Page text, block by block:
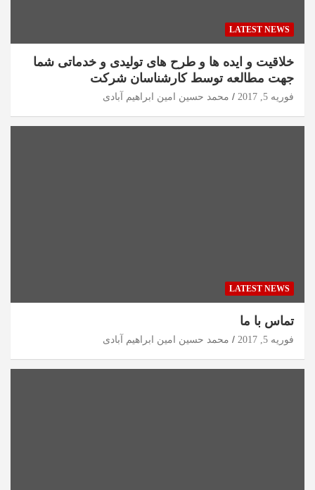
LATEST NEWS
خلاقیت و ایده ها و طرح های تولیدی و خدماتی شما
جهت مطالعه توسط کارشناسان شرکت
فوریه 5, 2017 محمد حسین امین ابراهیم آبادی
LATEST NEWS
تماس با ما
فوریه 5, 2017 محمد حسین امین ابراهیم آبادی